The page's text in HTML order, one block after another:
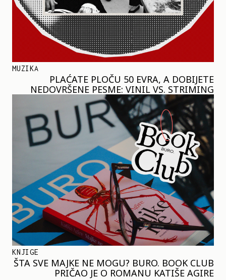
MUZIKA
PLAĆATE PLOČU 50 EVRA, A DOBIJETE
NEDOVRŠENE PESME: VINIL VS. STRIMING
KNJIGE
ŠTA SVE MAJKE NE MOGU? BURO. BOOK CLUB
PRIČAO JE O ROMANU KATIŠE AGIRE